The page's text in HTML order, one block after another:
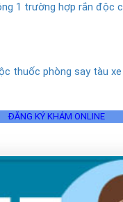
1 trường hợp rắn độc
thuốc phòng say tàu
ĐĂNG KÝ KHÁM ONLINE